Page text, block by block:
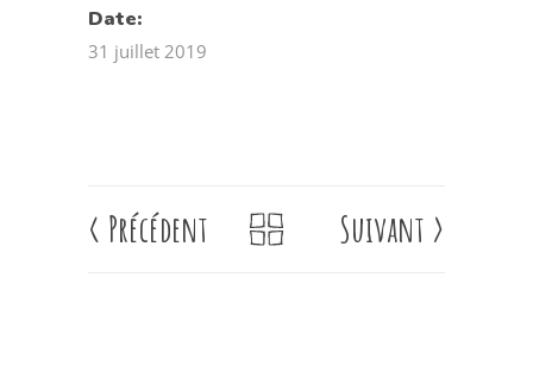
Date:
31 juillet 2019
< Précédent Suivant >